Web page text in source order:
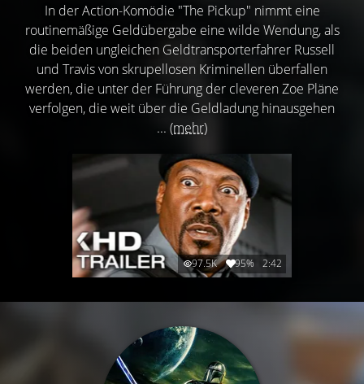
In der Action-Komödie "The Pickup" nimmt eine
routinemäßige Geldübergabe eine wilde Wendung, als
die beiden ungleichen Geldtransporterfahrer Russell
und Travis von skrupellosen Kriminellen überfallen
werden, die unter der Führung der cleveren Zoe Pläne
verfolgen, die weit über die Geldladung hinausgehen
... (mehr)
97.5K 95% 2:42